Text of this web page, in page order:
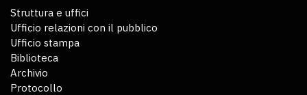
Struttura e uffici
Ufficio relazioni con il pubblico
Ufficio stampa
Biblioteca
Archivio
Protocollo